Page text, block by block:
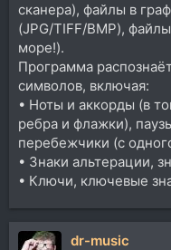
сканера), файлы в
(JPG/TIFF/BMP),
море!).
Программа
символов, включая:
• Ноты и аккорды (в
ребра и флажки),
перебежчики (с
• Знаки альтерации,
• Ключи, ключевые
dr-music